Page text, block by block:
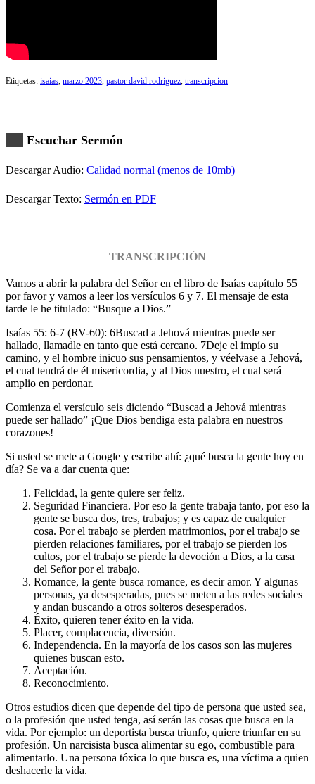
Etiquetas: isaias marzo 2023 pastor david rodriguez transcripcion
Escuchar Sermón
Descargar Audio: Calidad normal (menos de 10mb)
Descargar Texto: Sermón en PDF
TRANSCRIPCIÓN
Vamos a abrir la palabra del Señor en el libro de Isaías capítulo 55
por favor y vamos a leer los versículos 6 y 7. El mensaje de esta
tarde le he titulado: “Busque a Dios.”
Isaías 55: 6-7 (RV-60): 6Buscad a Jehová mientras puede ser
hallado, llamadle en tanto que está cercano. 7Deje el impío su
camino, y el hombre inicuo sus pensamientos, y véelvase a Jehová,
el cual tendrá de él misericordia, y al Dios nuestro, el cual será
amplio en perdonar.
Comienza el versículo seis diciendo “Buscad a Jehová mientras
puede ser hallado” ¡Que Dios bendiga esta palabra en nuestros
corazones!
Si usted se mete a Google y escribe ahí: ¿qué busca la gente hoy en
día? Se va a dar cuenta que:
Felicidad, la gente quiere ser feliz.
Seguridad Financiera. Por eso la gente trabaja tanto, por eso la
gente se busca dos, tres, trabajos; y es capaz de cualquier
cosa. Por el trabajo se pierden matrimonios, por el trabajo se
pierden relaciones familiares, por el trabajo se pierden los
cultos, por el trabajo se pierde la devoción a Dios, a la casa
del Señor por el trabajo.
Romance, la gente busca romance, es decir amor. Y algunas
personas, ya desesperadas, pues se meten a las redes sociales
y andan buscando a otros solteros desesperados.
Éxito, quieren tener éxito en la vida.
Placer, complacencia, diversión.
Independencia. En la mayoría de los casos son las mujeres
quienes buscan esto.
Aceptación.
Reconocimiento.
Otros estudios dicen que depende del tipo de persona que usted sea,
o la profesión que usted tenga, así serán las cosas que busca en la
vida. Por ejemplo: un deportista busca triunfo, quiere triunfar en su
profesión. Un narcisista busca alimentar su ego, combustible para
alimentarlo. Una persona tóxica lo que busca es, una víctima a quien
deshacerle la vida.